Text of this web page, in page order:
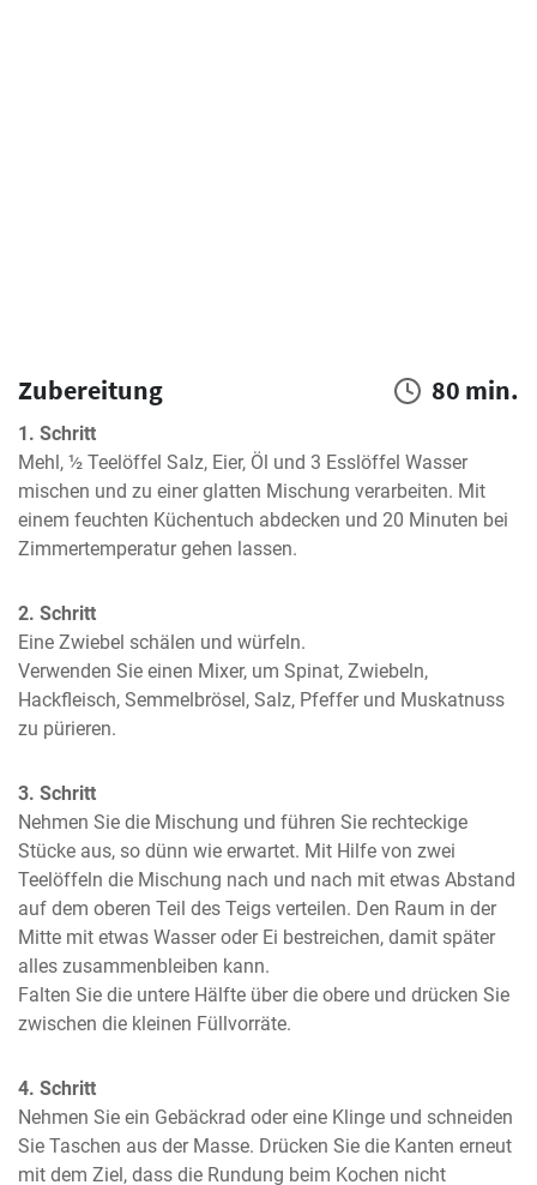
Zubereitung 80 min.
1. Schritt
Mehl, ½ Teelöffel Salz, Eier, Öl und 3 Esslöffel Wasser
mischen und zu einer glatten Mischung verarbeiten. Mit
einem feuchten Küchentuch abdecken und 20 Minuten bei
Zimmertemperatur gehen lassen.
2. Schritt
Eine Zwiebel schälen und würfeln.
Verwenden Sie einen Mixer, um Spinat, Zwiebeln,
Hackfleisch, Semmelbrösel, Salz, Pfeffer und Muskatnuss
zu pürieren.
3. Schritt
Nehmen Sie die Mischung und führen Sie rechteckige
Stücke aus, so dünn wie erwartet. Mit Hilfe von zwei
Teelöffeln die Mischung nach und nach mit etwas Abstand
auf dem oberen Teil des Teigs verteilen. Den Raum in der
Mitte mit etwas Wasser oder Ei bestreichen, damit später
alles zusammenbleiben kann.
Falten Sie die untere Hälfte über die obere und drücken Sie
zwischen die kleinen Füllvorräte.
4. Schritt
Nehmen Sie ein Gebäckrad oder eine Klinge und schneiden
Sie Taschen aus der Masse. Drücken Sie die Kanten erneut
mit dem Ziel, dass die Rundung beim Kochen nicht